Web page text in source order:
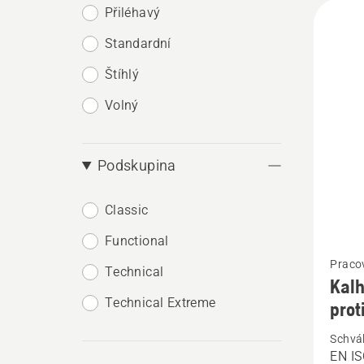
Přiléhavý
Standardní
Štíhlý
Volný
Podskupina
Classic
Functional
Technical
Technical Extreme
více
Kalhoty
EN